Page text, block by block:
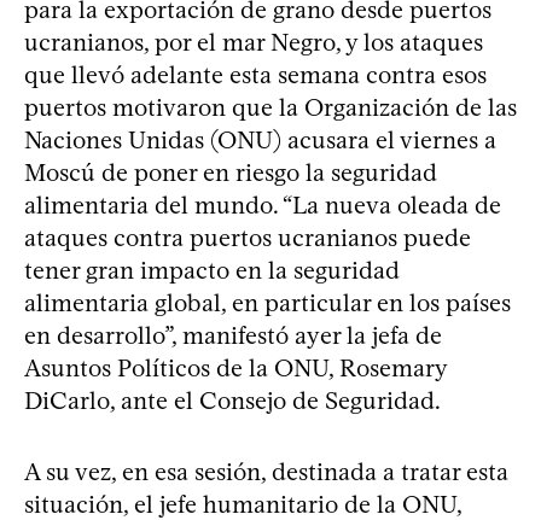
para la exportación de grano desde puertos
ucranianos, por el mar Negro, y los ataques
que llevó adelante esta semana contra esos
puertos motivaron que la Organización de las
Naciones Unidas (ONU) acusara el viernes a
Moscú de poner en riesgo la seguridad
alimentaria del mundo. “La nueva oleada de
ataques contra puertos ucranianos puede
tener gran impacto en la seguridad
alimentaria global, en particular en los países
en desarrollo”, manifestó ayer la jefa de
Asuntos Políticos de la ONU, Rosemary
DiCarlo, ante el Consejo de Seguridad.
A su vez, en esa sesión, destinada a tratar esta
situación, el jefe humanitario de la ONU,